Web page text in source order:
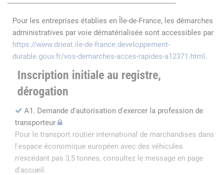
Pour les entreprises établies en Île-de-France, les démarches
administratives par voie dématérialisée sont accessibles par
https://www.drieat.ile-de-france.developpement-
durable.gouv.fr/vos-demarches-acces-rapides-a12371.html .
Inscription initiale au registre,
dérogation
A1. Demande d'autorisation d'exercer la profession de
transporteur
Pour le transport routier international de marchandises dans
l'espace économique européen avec des véhicules
n'excédant pas 3,5 tonnes, consultez le message en page
d'accueil.